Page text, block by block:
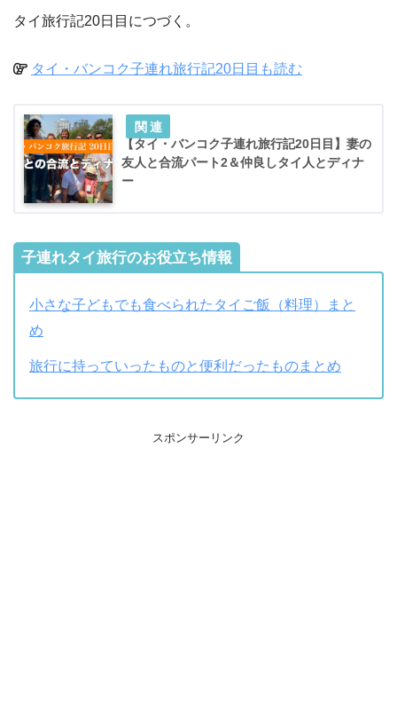
タイ旅行記20日目につづく。
タイ・バンコク子連れ旅行記20日目も読む
【タイ・バンコク子連れ旅行記20日目】妻の
友人と合流パート2＆仲良しタイ人とディナ
ー
子連れタイ旅行のお役立ち情報
小さな子どもでも食べられたタイご飯（料理）まと
め
旅行に持っていったものと便利だったものまとめ
スポンサーリンク